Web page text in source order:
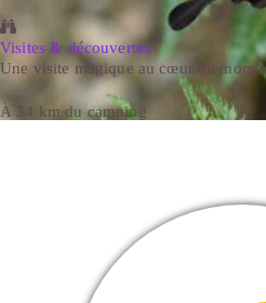
Visites & découvertes
Une visite magique au cœur du
À 34 km du camping